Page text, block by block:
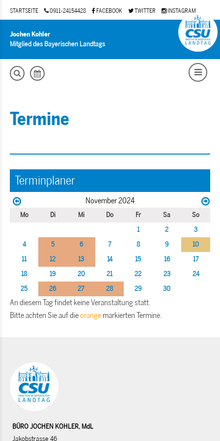
STARTSEITE 0911-24154428 FACEBOOK TWITTER INSTAGRAM
Jochen Kohler
Mitglied des Bayerischen Landtags
Termine
Terminplaner
November 2024
Mo Di Mi Do Fr Sa
So
1
2
3
4
5 6 7 8 9
10
11
12 13 14 15 16
17
18
19 20 21 22 23
24
25
26 27 28 29 30
An diesem Tag findet keine Veranstaltung statt.
Bitte achten Sie auf dieorange markierten Termine.
BÜRO JOCHEN KOHLER, MdL
Jakobstrasse 46